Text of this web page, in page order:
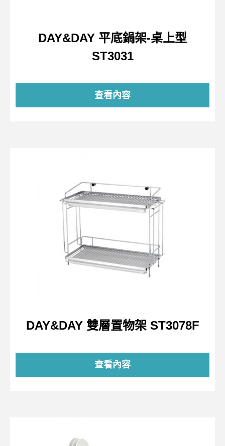
DAY&DAY 平底鍋架-桌上型
ST3031
查看內容
DAY&DAY 雙層置物架 ST3078F
查看內容